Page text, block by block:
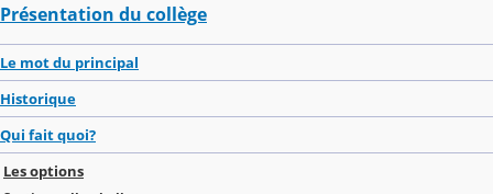
Présentation du collège
Le mot du principal
Historique
Qui fait quoi?
Les options